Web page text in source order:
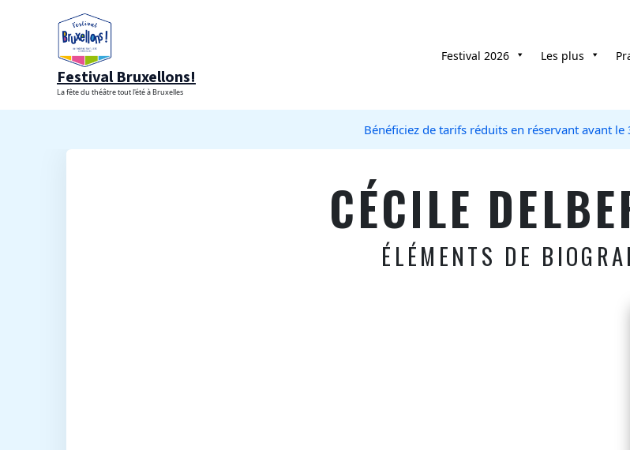
Festival Bruxellons!
La fête du théâtre tout l'été à Bruxelles
Festival 2026 Les plus
Bénéficiez de tarifs réduits en réservant avant
CÉCILE
ÉLÉMENTS DE